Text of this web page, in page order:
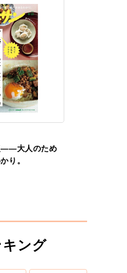
——大人のため
り。
キング